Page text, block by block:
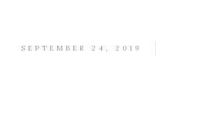
SEPTEMBER 24, 2019